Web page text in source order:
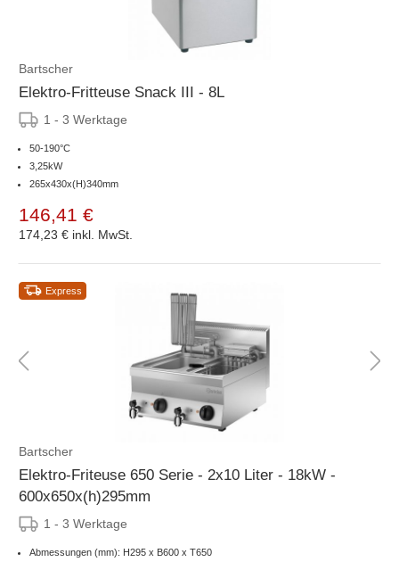
Bartscher
Elektro-Fritteuse Snack III - 8L
1 - 3 Werktage
50-190°C
3,25kW
265x430x(H)340mm
146,41 €
174,23 € inkl. MwSt.
Express
Bartscher
Elektro-Friteuse 650 Serie - 2x10 Liter - 18kW -
600x650x(h)295mm
1 - 3 Werktage
Abmessungen (mm): H295 x B600 x T650